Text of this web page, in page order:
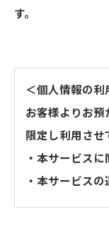
す。
＜個人情報の利
お客様よりお
限定し利用させ
・本サービス
・本サービス